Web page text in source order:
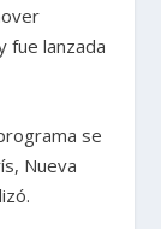
fue lanzada
se
Nueva